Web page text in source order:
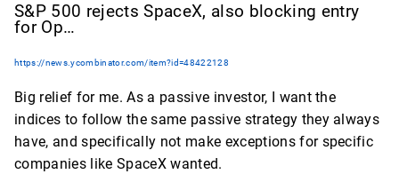
S&P 500 rejects SpaceX, also blocking entry
for Op…
https://news.ycombinator.com/item?id=48422128
Big relief for me. As a passive investor, I want the
indices to follow the same passive strategy they always
have, and specifically not make exceptions for specific
companies like SpaceX wanted.